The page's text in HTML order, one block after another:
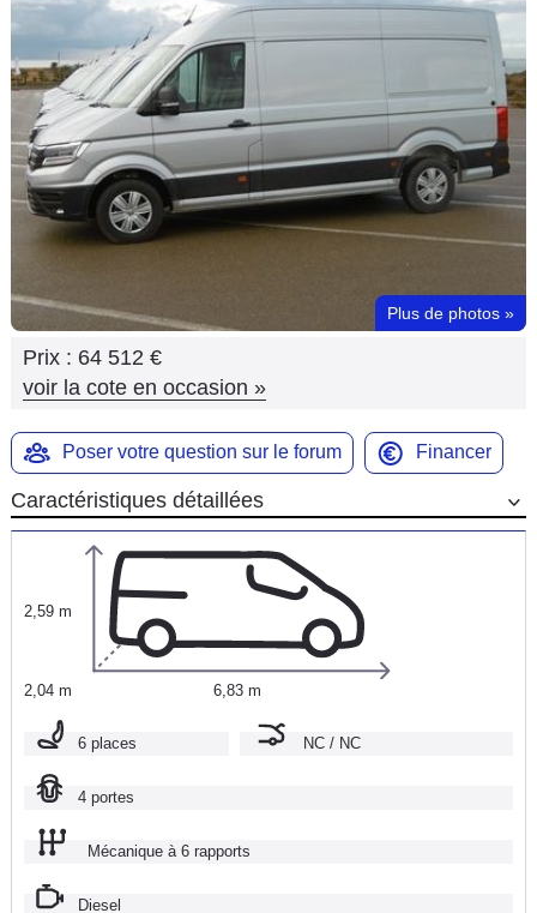
Utilitaires
Flottes
Auto
Services
Forum
Moto
Marques
Plus de photos »
Prix : 64 512 €
voir la cote en occasion »
Poser votre question sur le forum Financer
Caractéristiques détaillées
2,59 m
2,04 m 6,83 m
6 places NC / NC
4 portes
Mécanique à 6 rapports
Diesel